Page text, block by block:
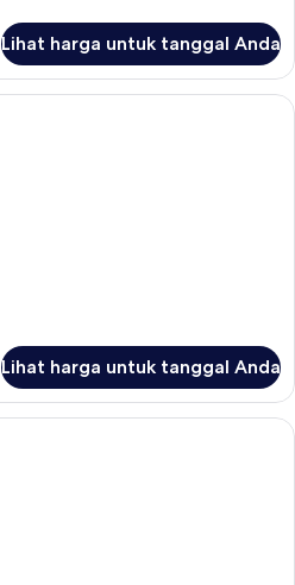
Lihat harga untuk tanggal Anda
Kamar Basic | Minibar, brankas, meja
Lihat harga untuk tanggal Anda
Kamar Deluks | Pemandangan dari